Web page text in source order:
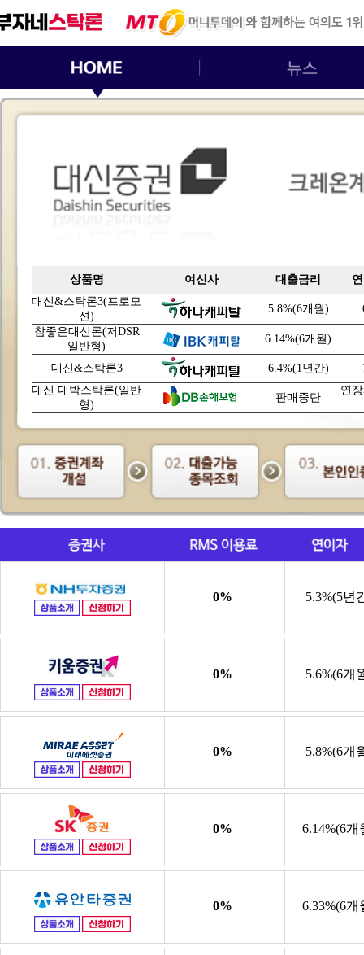
상품명 여신사 대출금리
대신&스탁론3(프로모
션)
5.8%(6개월)
참좋은대신론(저DSR
일반형)
6.14%(6개월)
대신&스탁론3 6.4%(1년간)
대신 대박스탁론(일반
형)
판매중단
연
0% 5.3%(5년
0% 5.6%(6개
0% 5.8%(6개
0% 6.14%(6개
0% 6.33%(6개